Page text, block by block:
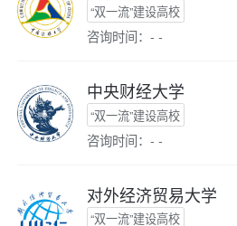
“双一流”建设高校
咨询时间：- -
中央财经大学
“双一流”建设高校
咨询时间：- -
对外经济贸易大学
“双一流”建设高校